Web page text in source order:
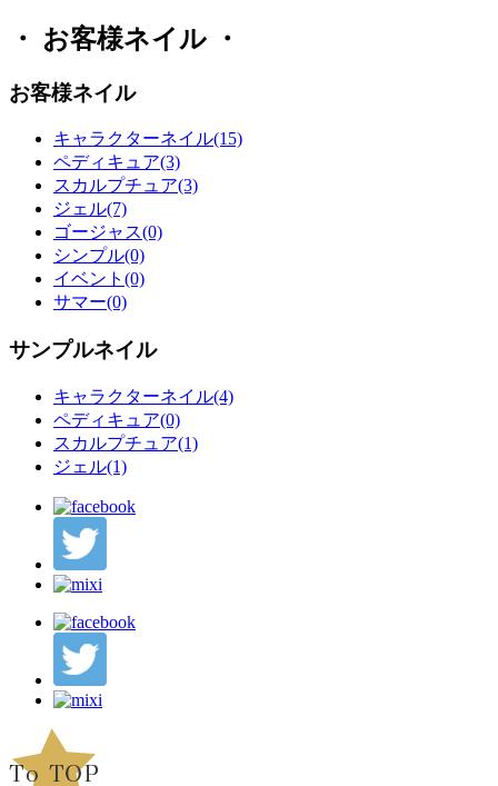
・ お客様ネイル ・
お客様ネイル
キャラクターネイル(15)
ペディキュア(3)
スカルプチュア(3)
ジェル(7)
ゴージャス(0)
シンプル(0)
イベント(0)
サマー(0)
サンプルネイル
キャラクターネイル(4)
ペディキュア(0)
スカルプチュア(1)
ジェル(1)